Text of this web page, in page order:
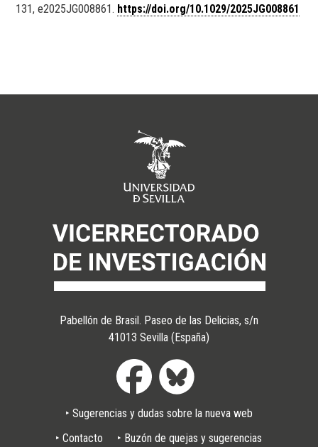
131, e2025JG008861. https://doi.org/10.1029/2025JG008861
Pabellón de Brasil. Paseo de las Delicias, s/n
41013 Sevilla (España)
Pie
‣ Sugerencias y dudas sobre la nueva web
‣ Contacto
‣ Buzón de quejas y sugerencias